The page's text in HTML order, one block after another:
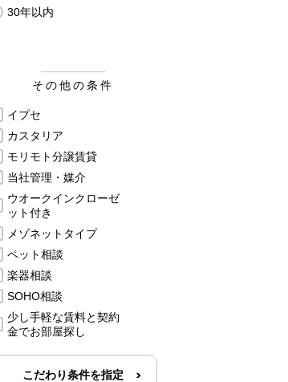
30年以内
その他の条件
イプセ
カスタリア
モリモト分譲賃貸
当社管理・媒介
ウオークインクローゼ
ット付き
メゾネットタイプ
ペット相談
楽器相談
SOHO相談
少し手軽な賃料と契約
金でお部屋探し
こだわり条件を指定